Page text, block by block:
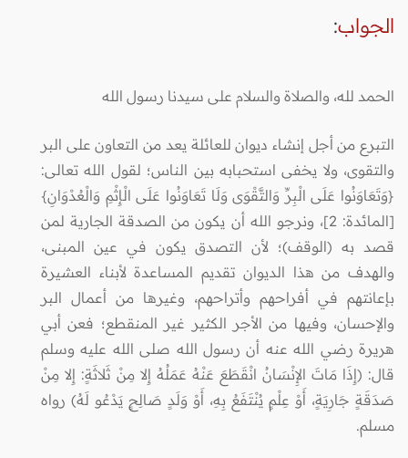
الجواب:
الحمد لله، والصلاة والسلام على سيدنا رسول الله
التبرع من أجل إنشاء ديوان للعائلة يعد من التعاون على البر
والتقوى، ولا يخفى استحبابه بين الناس؛ لقول الله تعالى:
{وَتَعَاوَنُوا عَلَى الْبِرِّ وَالتَّقْوَى وَلَا تَعَاوَنُوا عَلَى الْإِثْمِ وَالْعُدْوَانِ}
[المائدة: 2]، ونرجو الله أن يكون من الصدقة الجارية لمن
قصد به (الوقف)؛ لأن التصدق يكون في عين المبنى،
والهدف من هذا الديوان تقديم المساعدة لأبناء العشيرة
بإعانتهم في أفراحهم وأتراحهم، وغيرها من أعمال البر
والإحسان، وفيها من الأجر الكثير غير المنقطع؛ فعن أبي
هريرة رضي الله عنه أن رسول الله صلى الله عليه وسلم
قال: (إِذَا مَاتَ الإِنْسَانُ انْقَطَعَ عَنْهُ عَمَلُهُ إِلا مِنْ ثَلاثَةٍ: إِلا مِنْ
صَدَقَةٍ جَارِيَةٍ، أَوْ عِلْمٍ يُنْتَفَعُ بِهِ، أَوْ وَلَدٍ صَالِحٍ يَدْعُو لَهُ) رواه
مسلم.